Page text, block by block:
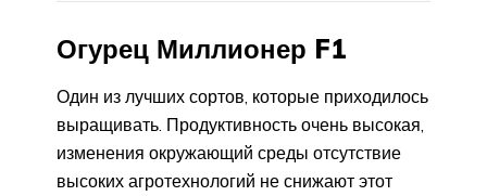
Огурец Миллионер F1
Один из лучших сортов, которые приходилось
выращивать. Продуктивность очень высокая,
изменения окружающий среды отсутствие
высоких агротехнологий не снижают этот